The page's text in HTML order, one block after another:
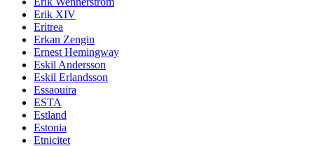
Erik XIV
Eritrea
Erkan Zengin
Ernest Hemingway
Eskil Andersson
Eskil Erlandsson
Essaouira
ESTA
Estland
Estonia
Etnicitet